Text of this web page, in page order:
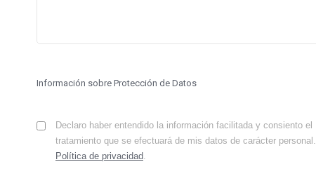
Información sobre Protección de Datos
Declaro haber entendido la información facilitada y consiento el
tratamiento que se efectuará de mis datos de carácter personal.
Política de privacidad.